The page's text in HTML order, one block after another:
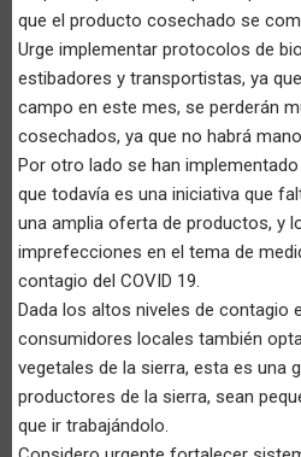
que el producto cosechado se
Urge implementar protocolos de
estibadores y transportistas, ya
campo en este mes, se perderán
cosechados, ya que no habrá
Por otro lado se han
que todavía es una iniciativa que
una amplia oferta de productos, y
imprefecciones en el tema de
contagio del COVID 19.
Dada los altos niveles de contagio
consumidores locales también
vegetales de la sierra, esta es una
productores de la sierra, sean
que ir trabajándolo.